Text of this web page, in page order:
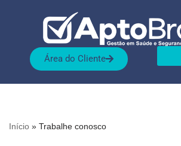
Área do Cliente
Início » Trabalhe conosco